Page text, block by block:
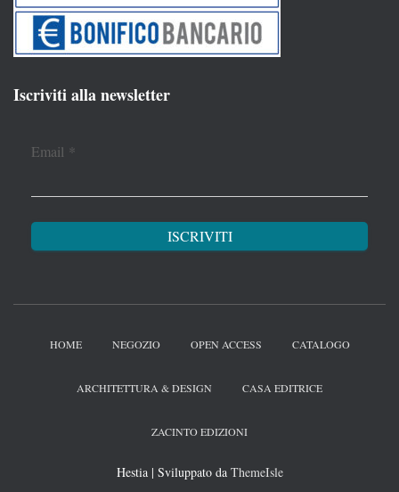
Iscriviti alla newsletter
Email *
HOME NEGOZIO OPEN ACCESS CATALOGO
ARCHITETTURA & DESIGN CASA EDITRICE
ZACINTO EDIZIONI
Hestia | Sviluppato da ThemeIsle